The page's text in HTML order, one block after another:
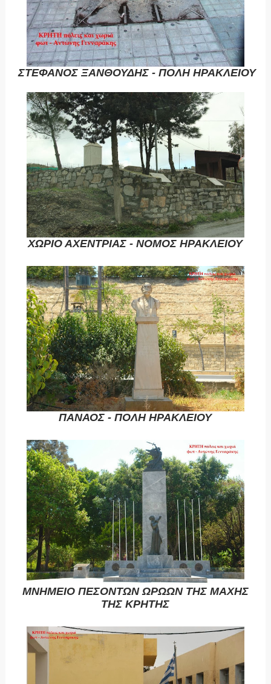
ΣΤΕΦΑΝΟΣ ΞΑΝΘΟΥΔΗΣ - ΠΟΛΗ ΗΡΑΚΛΕΙΟΥ
ΧΩΡΙΟ ΑΧΕΝΤΡΙΑΣ - ΝΟΜΟΣ ΗΡΑΚΛΕΙΟΥ
ΠΑΝΑΟΣ - ΠΟΛΗ ΗΡΑΚΛΕΙΟΥ
ΜΝΗΜΕΙΟ ΠΕΣΟΝΤΩΝ ΩΡΩΩΝ ΤΗΣ ΜΑΧΗΣ
ΤΗΣ ΚΡΗΤΗΣ